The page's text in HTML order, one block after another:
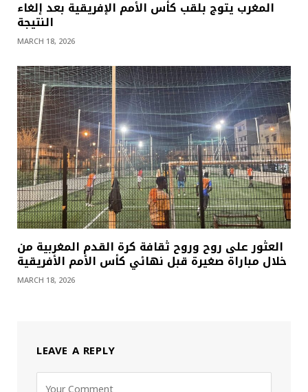
المغرب يتوج بلقب كأس الأمم الإفريقية بعد إلغاء
النتيجة
MARCH 18, 2026
العثور على روح وروح ثقافة كرة القدم المغربية من
خلال مباراة صغيرة قبل نهائي كأس الأمم الأفريقية
MARCH 18, 2026
LEAVE A REPLY